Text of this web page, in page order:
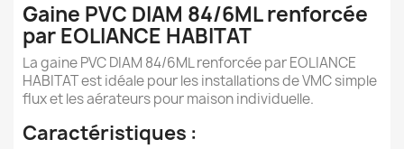
Gaine PVC DIAM 84/6ML renforcée
par EOLIANCE HABITAT
La gaine PVC DIAM 84/6ML renforcée par EOLIANCE
HABITAT est idéale pour les installations de VMC simple
flux et les aérateurs pour maison individuelle.
Caractéristiques :